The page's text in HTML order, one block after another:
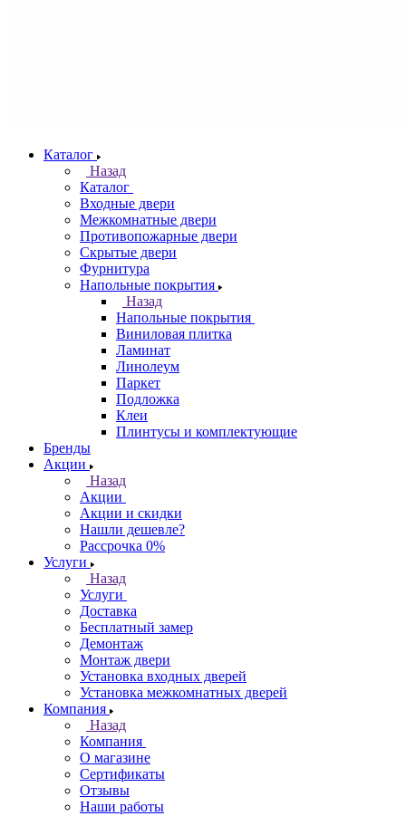
Каталог
Назад
Каталог
Входные двери
Межкомнатные двери
Противопожарные двери
Скрытые двери
Фурнитура
Напольные покрытия
Назад
Напольные покрытия
Виниловая плитка
Ламинат
Линолеум
Паркет
Подложка
Клеи
Плинтусы и комплектующие
Бренды
Акции
Назад
Акции
Акции и скидки
Нашли дешевле?
Рассрочка 0%
Услуги
Назад
Услуги
Доставка
Бесплатный замер
Демонтаж
Монтаж двери
Установка входных дверей
Установка межкомнатных дверей
Компания
Назад
Компания
О магазине
Сертификаты
Отзывы
Наши работы